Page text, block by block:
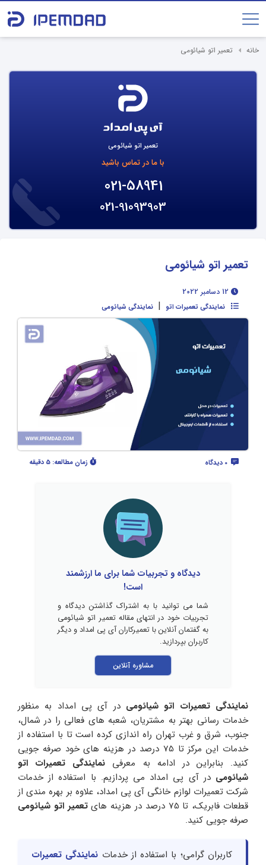
خانه تعمیر اتو شیائومی
تعمیر اتو شیائومی
با ما در تماس باشید
021-58941
021-91093903
تعمیر اتو شیائومی
نمایندگی تعمیرات اتو | نمایندگی شیائومی
زمان مطالعه: 5 دقیقه
دیدگاه و تجربیات شما برای ما ارزشمند
است!
شما می توانید با به اشتراک گذاشتن دیدگاه و
تجربیات خود در انتهای مقاله تعمیر اتو شیائومی
به گفتمان آنلاین با تعمیرکاران آی پی امداد و دیگر
کاربران بپردازید.
مشاوره آنلاین
نمایندگی تعمیرات اتو شیائومی در آی پی امداد به منظور
خدمات رسانی بهتر به مشتریان، شعبه های فعالی را در شمال،
جنوب، شرق و غرب تهران راه اندازی کرده است تا با استفاده از
خدمات این مرکز تا 75 درصد در هزینه های خود صرفه جویی
کنید. بنابراین در ادامه به معرفی نمایندگی تعمیرات اتو
شیائومی در آی پی امداد می پردازیم. با استفاده از خدمات
شرکت تعمیرات لوازم خانگی آی پی امداد، علاوه بر بهره مندی از
قطعات فابریک، تا 75 درصد در هزینه های
تعمیر اتو شیائومی
صرفه جویی کنید.
کاربران گرامی؛ با استفاده از خدمات نمایندگی تعمیرات